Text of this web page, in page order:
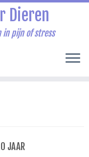
Dieren
in pijn of stress
JAAR